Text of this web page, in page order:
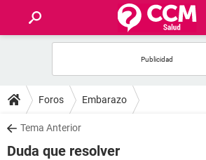
FOROS
SALUD
Foros Embarazo
Tema Anterior
Duda que resolver